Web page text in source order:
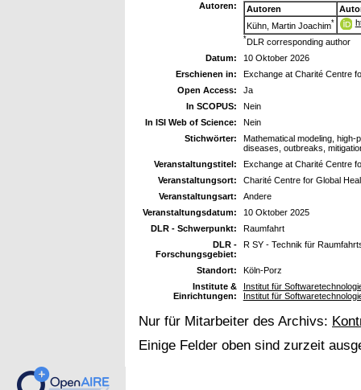
Autoren:
Autoren
Kühn, Martin Joachim*
*DLR corresponding author
Datum:
10 Oktober 2026
Erschienen in:
Exchange at Charité Centre
Open Access:
Ja
In SCOPUS:
Nein
In ISI Web of Science:
Nein
Stichwörter:
Mathematical modeling,
diseases, outbreaks,
Veranstaltungstitel:
Exchange at Charité Centre
Veranstaltungsort:
Charité Centre for Global
Veranstaltungsart:
Andere
Veranstaltungsdatum:
10 Oktober 2025
DLR - Schwerpunkt:
Raumfahrt
DLR -
Forschungsgebiet:
R SY - Technik für
Standort:
Köln-Porz
Institute &
Einrichtungen:
Institut für
Institut für
Nur für Mitarbeiter des Archivs:
Einige Felder oben sind zurzeit